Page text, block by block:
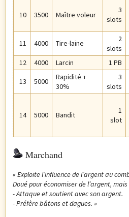
10 3500 Maître voleur
3
slots
11 4000 Tire-laine
2
slots
12 4000 Larcin 1 PB
13 5000
Rapidité +
30%
3
slots
14 5000 Bandit
1
slot
Marchand
« Exploite l’influence de l’argent au
Doué pour économiser de l’argent,
- Attaque et soutient avec son argent.
- Préfère bâtons et dagues. »